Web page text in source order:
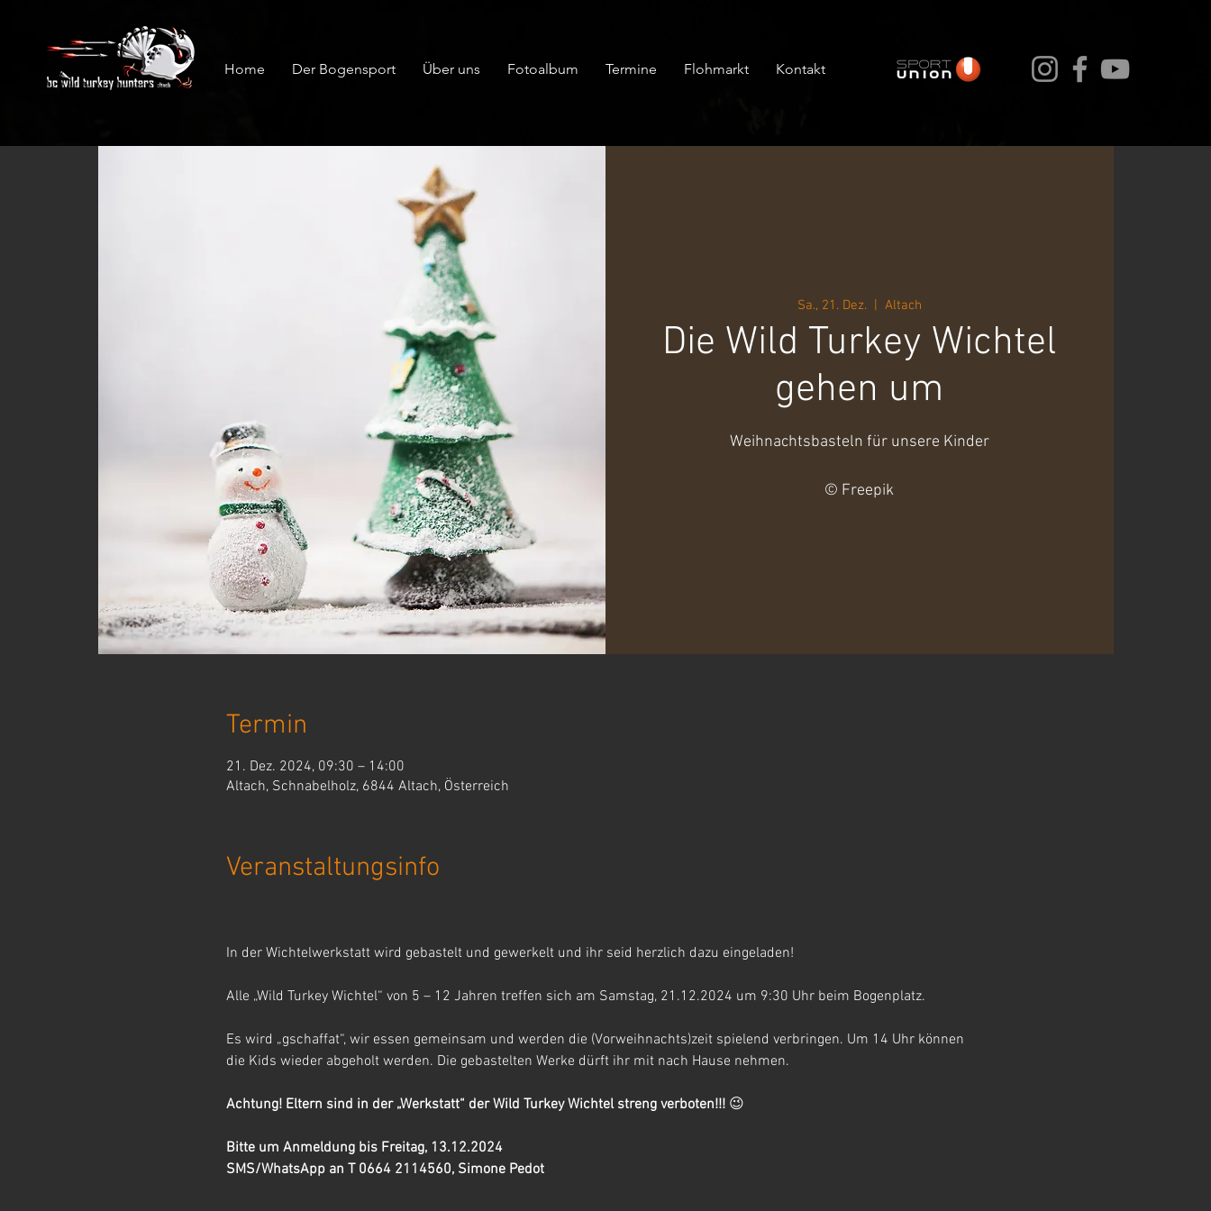
Home Der Bogensport Über uns Fotoalbum Termine Flohmarkt Kontakt
Sa., 21. Dez.
  |
Altach
Die Wild Turkey Wichtel
gehen um
Weihnachtsbasteln für unsere Kinder
© Freepik
Termin
21. Dez. 2024, 09:30 – 14:00
Altach, Schnabelholz, 6844 Altach, Österreich
Veranstaltungsinfo
In der Wichtelwerkstatt wird gebastelt und gewerkelt und ihr seid herzlich dazu eingeladen!
Alle „Wild Turkey Wichtel“ von 5 – 12 Jahren treffen sich am Samstag, 21.12.2024 um 9:30 Uhr beim Bogenplatz.
Es wird „gschaffat“, wir essen gemeinsam und werden die (Vorweihnachts)zeit spielend verbringen. Um 14 Uhr können
die Kids wieder abgeholt werden. Die gebastelten Werke dürft ihr mit nach Hause nehmen.
Achtung! Eltern sind in der „Werkstatt“ der Wild Turkey Wichtel streng verboten!!! 😉
Bitte um Anmeldung bis Freitag, 13.12.2024
SMS/WhatsApp an T 0664 2114560, Simone Pedot